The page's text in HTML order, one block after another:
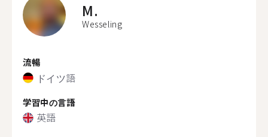
M.
Wesseling
流暢
ドイツ語
学習中の言語
英語